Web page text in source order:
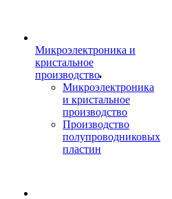
Микроэлектроника и
кристальное
производство
Микроэлектроника
и кристальное
производство
Производство
полупроводниковых
пластин